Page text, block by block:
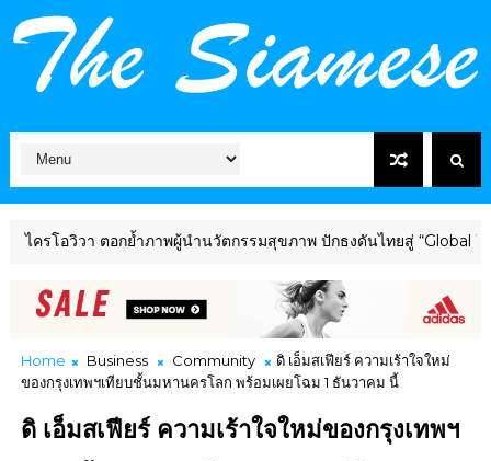
า ตอกย้ำภาพผู้นำนวัตกรรมสุขภาพ ปักธงดันไทยสู่ “Global Wellness
Home Business Community
ดิ เอ็มสเฟียร์ ความเร้าใจใหม่
ของกรุงเทพฯเทียบชั้นมหานครโลก พร้อมเผยโฉม 1 ธันวาคม นี้
ดิ เอ็มสเฟียร์ ความเร้าใจใหม่ของกรุงเทพฯ